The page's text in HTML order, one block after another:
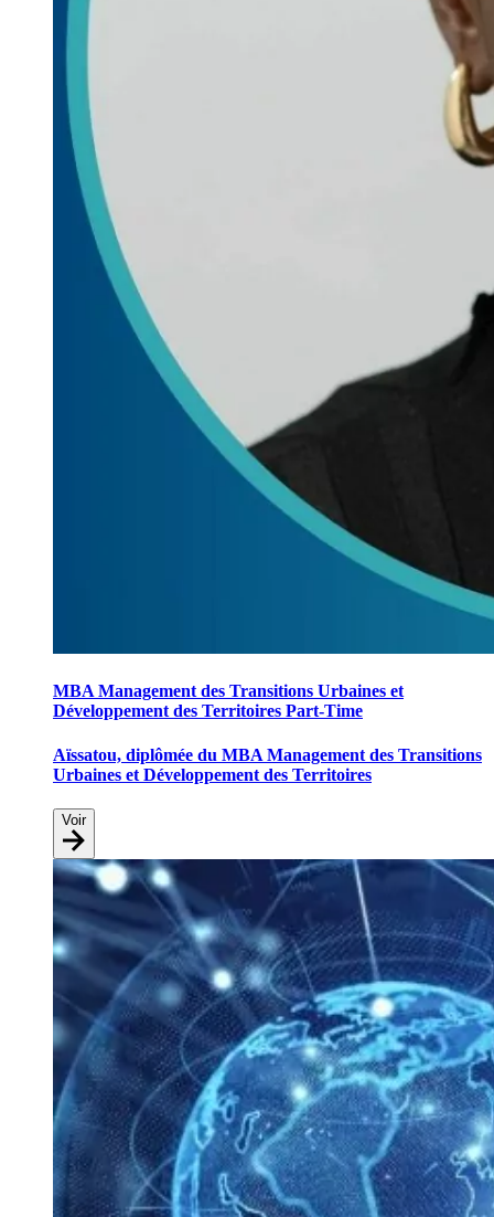
MBA Management des Transitions Urbaines et
Développement des Territoires Part-Time
Aïssatou, diplômée du MBA Management des Transitions
Urbaines et Développement des Territoires
Voir